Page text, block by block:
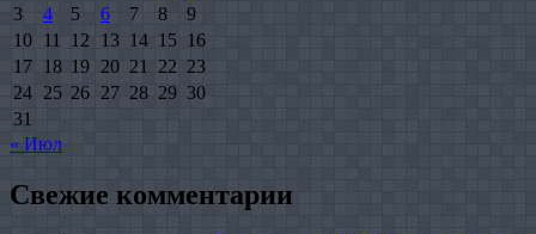
3
4 5 6 7 8
9
10 11 12 13 14 15 16
17 18 19 20 21 22 23
24 25 26 27 28 29 30
31
« Июл
Свежие комментарии